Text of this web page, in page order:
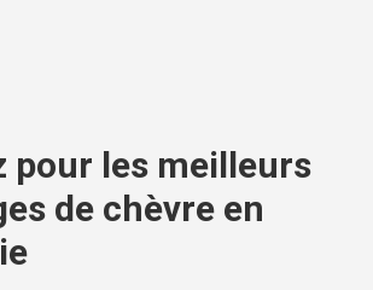
pour les meilleurs
de chèvre en